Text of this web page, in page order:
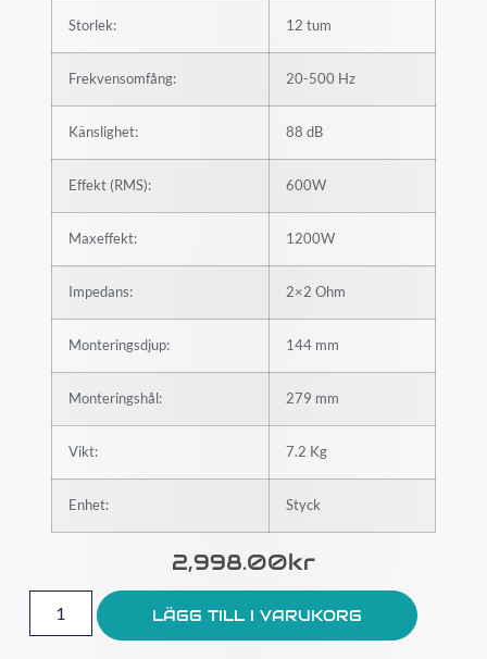
Storlek: 12 tum
Frekvensomfång: 20-500 Hz
Känslighet: 88 dB
Effekt (RMS): 600W
Maxeffekt: 1200W
Impedans: 2×2 Ohm
Monteringsdjup: 144 mm
Monteringshål: 279 mm
Vikt: 7.2 Kg
Enhet: Styck
2,998.00Kr
LÄGG TILL I VARUKORG